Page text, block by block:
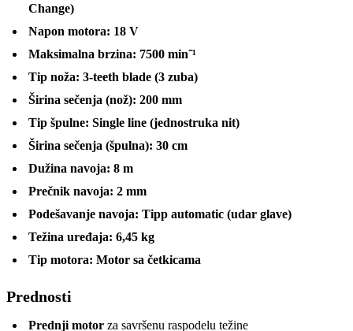
Change)
Napon motora: 18 V
Maksimalna brzina: 7500 min⁻¹
Tip noža: 3-teeth blade (3 zuba)
Širina sečenja (nož): 200 mm
Tip špulne: Single line (jednostruka nit)
Širina sečenja (špulna): 30 cm
Dužina navoja: 8 m
Prečnik navoja: 2 mm
Podešavanje navoja: Tipp automatic (udar glave)
Težina uređaja: 6,45 kg
Tip motora: Motor sa četkicama
Prednosti
Prednji motor za savršenu raspodelu težine